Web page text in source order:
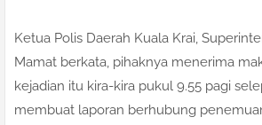
Ketua Polis Daerah Kuala Krai,
Mamat berkata, pihaknya menerima
kejadian itu kira-kira pukul 9.55 pagi
membuat laporan berhubung